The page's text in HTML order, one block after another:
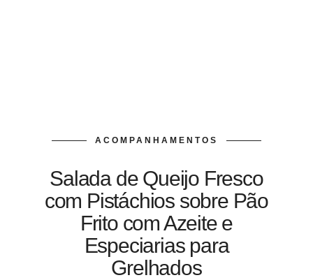
ACOMPANHAMENTOS
Salada de Queijo Fresco
com Pistáchios sobre Pão
Frito com Azeite e
Especiarias para
Grelhados